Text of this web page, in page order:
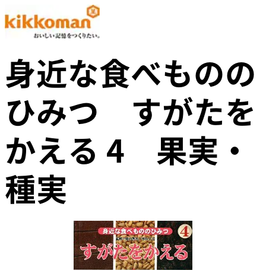
身近な食べものの
ひみつ すがたを
かえる 4 果実・
種実